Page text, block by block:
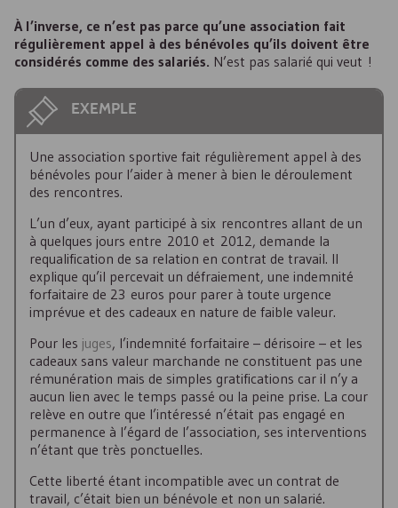
À l’inverse, ce n’est pas parce qu’une association fait
régulièrement appel à des bénévoles qu’ils doivent être
considérés comme des salariés. N’est pas salarié qui veut !
EXEMPLE
Une association sportive fait régulièrement appel à des
bénévoles pour l’aider à mener à bien le déroulement
des rencontres.
L’un d’eux, ayant participé à six rencontres allant de un
à quelques jours entre 2010 et 2012, demande la
requalification de sa relation en contrat de travail. Il
explique qu’il percevait un défraiement, une indemnité
forfaitaire de 23 euros pour parer à toute urgence
imprévue et des cadeaux en nature de faible valeur.
Pour les juges, l’indemnité forfaitaire – dérisoire – et les
cadeaux sans valeur marchande ne constituent pas une
rémunération mais de simples gratifications car il n’y a
aucun lien avec le temps passé ou la peine prise. La cour
relève en outre que l’intéressé n’était pas engagé en
permanence à l’égard de l’association, ses interventions
n’étant que très ponctuelles.
Cette liberté étant incompatible avec un contrat de
travail, c’était bien un bénévole et non un salarié.